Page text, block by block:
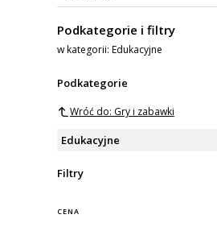
Podkategorie i filtry
w kategorii: Edukacyjne
Podkategorie
Wróć do: Gry i zabawki
Edukacyjne
Filtry
CENA